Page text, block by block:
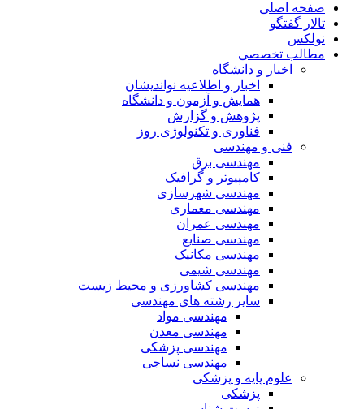
صفحه اصلی
تالار گفتگو
نولکس
مطالب تخصصی
اخبار و دانشگاه
اخبار و اطلاعیه نواندیشان
همایش و آزمون و دانشگاه
پژوهش و گزارش
فناوری و تکنولوژی روز
فنی و مهندسی
مهندسی برق
کامپیوتر و گرافیک
مهندسی شهرسازی
مهندسی معماری
مهندسی عمران
مهندسی صنایع
مهندسی مکانیک
مهندسی شیمی
مهندسی کشاورزی و محیط زیست
سایر رشته های مهندسی
مهندسی مواد
مهندسی معدن
مهندسی پزشکی
مهندسی نساجی
علوم پایه و پزشکی
پزشکی